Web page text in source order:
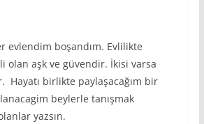
evlendim boşandım. Evlilikte
olan aşk ve güvendir. İkisi varsa
Hayatı birlikte paylaşacağım bir
beylerle tanışmak
yazsın.